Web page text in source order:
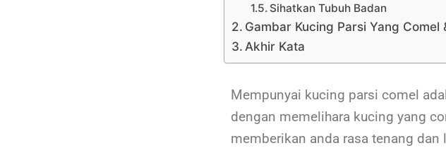
Sihatkan Tubuh Badan
Gambar Kucing Parsi Yang Comel
Akhir Kata
Mempunyai kucing parsi comel
dengan memelihara kucing yang
memberikan anda rasa tenang